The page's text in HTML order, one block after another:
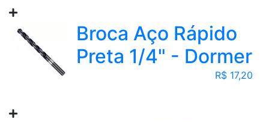
Broca Aço Rápido
Preta 1/4" - Dormer
R$ 17,20